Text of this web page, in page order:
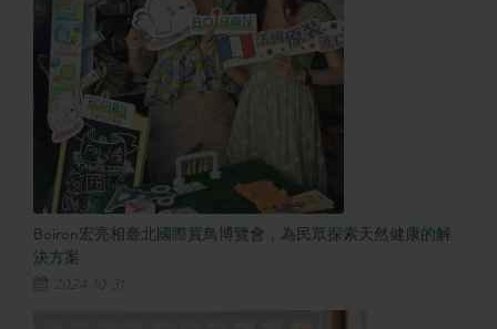
Boiron宏亮相臺北國際賞鳥博覽會，為民眾探索天然健康的解
決方案